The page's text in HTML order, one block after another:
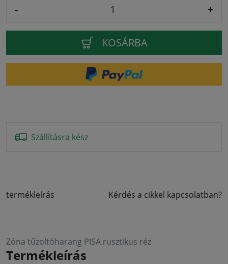
- +
KOSÁRBA
Szállításra kész
termékleírás Kérdés a cikkel kapcsolatban?
Zóna tűzoltóharang PISA rusztikus réz
Termékleírás